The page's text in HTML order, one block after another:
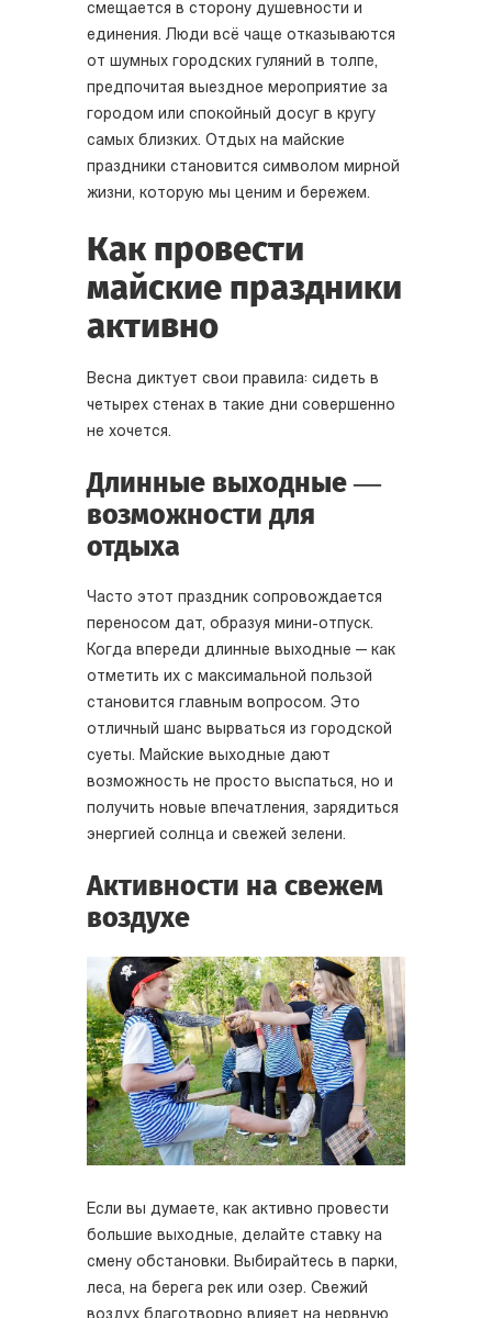
смещается в сторону душевности и
единения. Люди всё чаще отказываются
от шумных городских гуляний в толпе,
предпочитая выездное мероприятие за
городом или спокойный досуг в кругу
самых близких. Отдых на майские
праздники становится символом мирной
жизни, которую мы ценим и бережем.
Как провести
майские праздники
активно
Весна диктует свои правила: сидеть в
четырех стенах в такие дни совершенно
не хочется.
Длинные выходные —
возможности для
отдыха
Часто этот праздник сопровождается
переносом дат, образуя мини-отпуск.
Когда впереди длинные выходные — как
отметить их с максимальной пользой
становится главным вопросом. Это
отличный шанс вырваться из городской
суеты. Майские выходные дают
возможность не просто выспаться, но и
получить новые впечатления, зарядиться
энергией солнца и свежей зелени.
Активности на свежем
воздухе
Если вы думаете, как активно провести
большие выходные, делайте ставку на
смену обстановки. Выбирайтесь в парки,
леса, на берега рек или озер. Свежий